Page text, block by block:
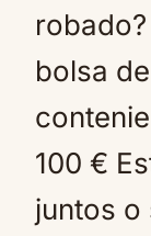
bolsa
100 €
juntos o